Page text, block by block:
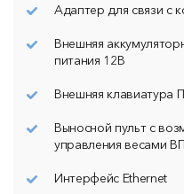
Адаптер для связи с
Внешняя
питания 12В
Внешняя клавиатура
Выносной пульт с
управления весами
Интерфейс Ethernet